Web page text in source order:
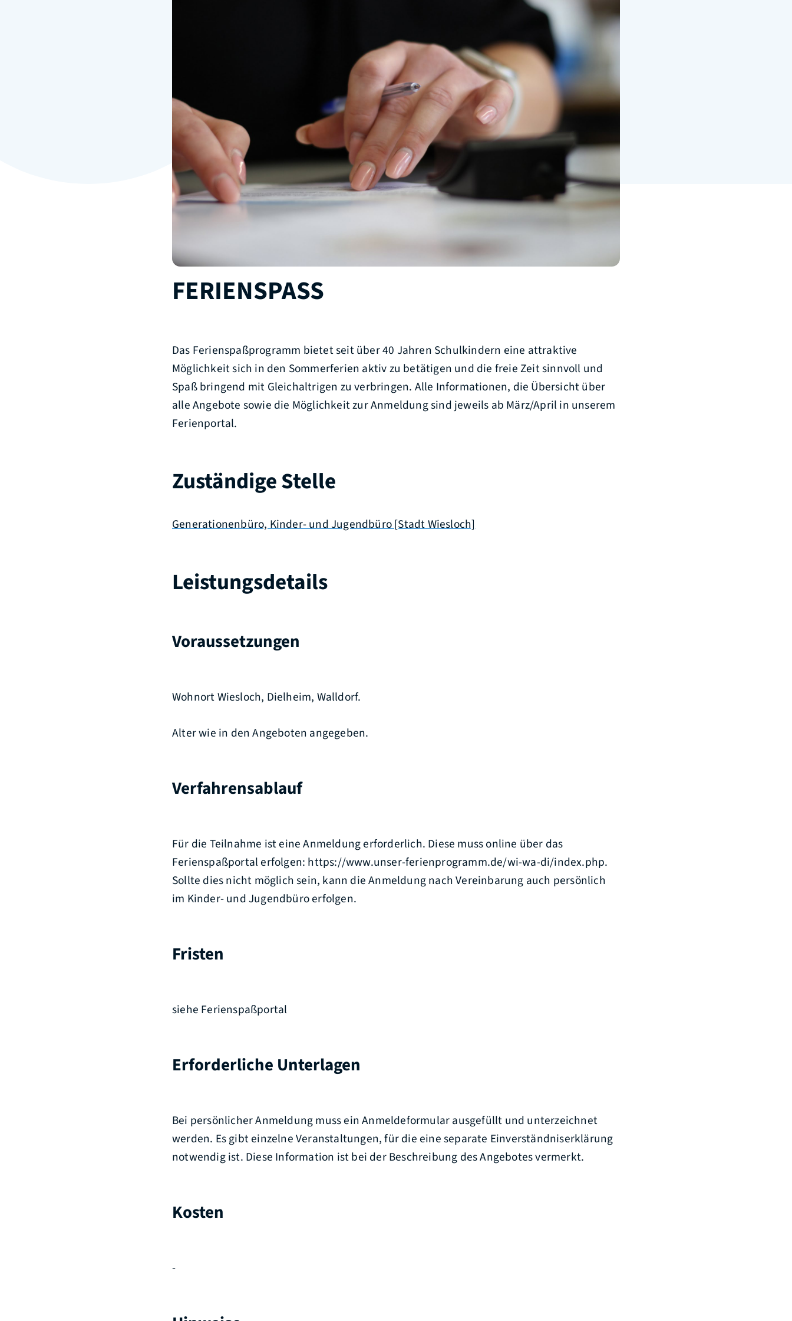
FERIENSPASS
Das Ferienspaßprogramm bietet seit über 40 Jahren Schulkindern eine attraktive
Möglichkeit sich in den Sommerferien aktiv zu betätigen und die freie Zeit sinnvoll und
Spaß bringend mit Gleichaltrigen zu verbringen. Alle Informationen, die Übersicht über
alle Angebote sowie die Möglichkeit zur Anmeldung sind jeweils ab März/April in unserem
Ferienportal.
Zuständige Stelle
Generationenbüro, Kinder- und Jugendbüro [Stadt Wiesloch]
Leistungsdetails
Voraussetzungen
Wohnort Wiesloch, Dielheim, Walldorf.
Alter wie in den Angeboten angegeben.
Verfahrensablauf
Für die Teilnahme ist eine Anmeldung erforderlich. Diese muss online über das
Ferienspaßportal erfolgen: https://www.unser-ferienprogramm.de/wi-wa-di/index.php.
Sollte dies nicht möglich sein, kann die Anmeldung nach Vereinbarung auch persönlich
im Kinder- und Jugendbüro erfolgen.
Fristen
siehe Ferienspaßportal
Erforderliche Unterlagen
Bei persönlicher Anmeldung muss ein Anmeldeformular ausgefüllt und unterzeichnet
werden. Es gibt einzelne Veranstaltungen, für die eine separate Einverständniserklärung
notwendig ist. Diese Information ist bei der Beschreibung des Angebotes vermerkt.
Kosten
-